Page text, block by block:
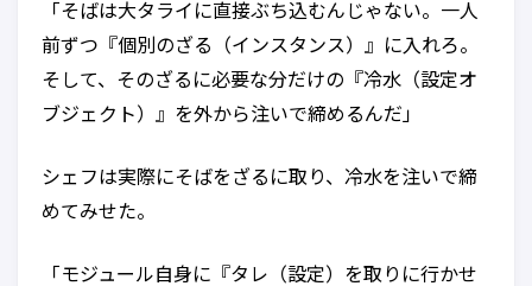
「そばは大タライに直接ぶち込むんじゃない。一人
前ずつ『個別のざる（インスタンス）』に入れろ。
そして、そのざるに必要な分だけの『冷水（設定オ
ブジェクト）』を外から注いで締めるんだ」
シェフは実際にそばをざるに取り、冷水を注いで締
めてみせた。
「モジュール自身に『タレ（設定）を取りに行かせ